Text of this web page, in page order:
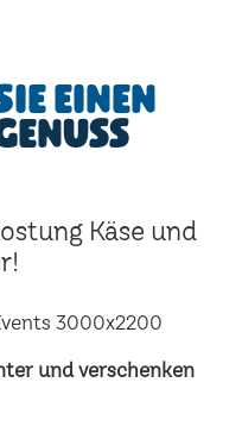
einen
Käse und
und verschenken